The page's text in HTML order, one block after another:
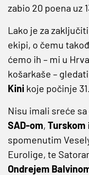
zabio 20 poena uz
Lako je za
ekipi, o čemu
ćemo ih – mi u
košarkaše –
Kini koje počinje
Nisu imali sreće
SAD-om, Turskom i
spomenutim
Eurolige, te
Ondrejem